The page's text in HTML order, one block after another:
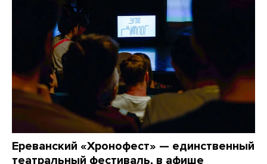
Ереванский «Хронофест» — единственный
театральный фестиваль, в афише